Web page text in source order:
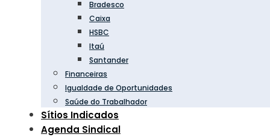
Bradesco
Caixa
HSBC
Itaú
Santander
Financeiras
Igualdade de Oportunidades
Saúde do Trabalhador
Sítios Indicados
Agenda Sindical